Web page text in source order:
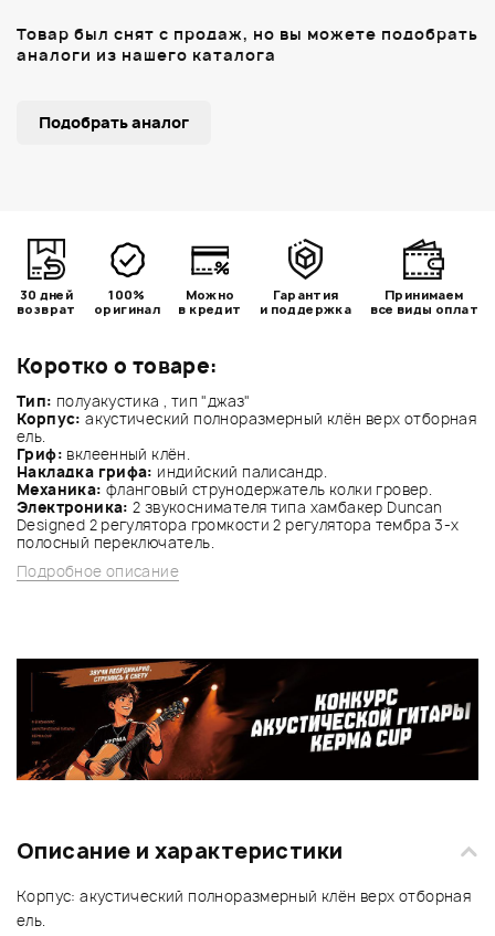
Коротко о товаре:
Тип: полуакустика , тип "джаз"
Корпус: акустический полноразмерный клён верх отборная
ель.
Гриф: вклеенный клён.
Накладка грифа: индийский палисандр.
Механика: фланговый струнодержатель колки гровер.
Электроника: 2 звукоснимателя типа хамбакер Duncan
Designed 2 регулятора громкости 2 регулятора тембра 3-х
полосный переключатель.
Подробное описание
Товар был снят с продаж, но вы можете подобрать
аналоги из нашего каталога
Подобрать аналог
30 дней
возврат
100%
оригинал
Можно
в кредит
Гарантия
и поддержка
Принимаем
все виды оплат
Описание и характеристики
Корпус: акустический полноразмерный клён верх отборная
ель.